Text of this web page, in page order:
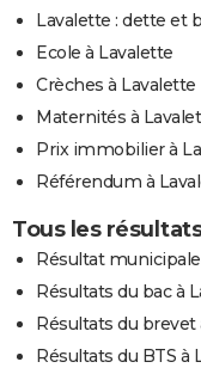
Lavalette : dette et
Ecole à Lavalette
Crèches à Lavalette
Maternités à
Prix immobilier à
Référendum à
Tous les
Résultat
Résultats du bac à
Résultats du brevet
Résultats du BTS à